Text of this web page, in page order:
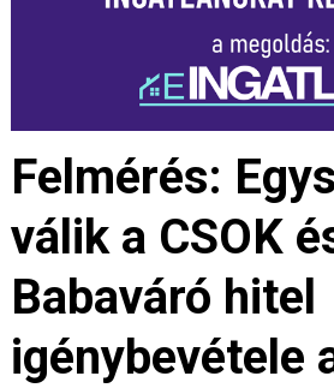
Felmérés:
válik a CSOK
Babaváró hitel
igénybevétele